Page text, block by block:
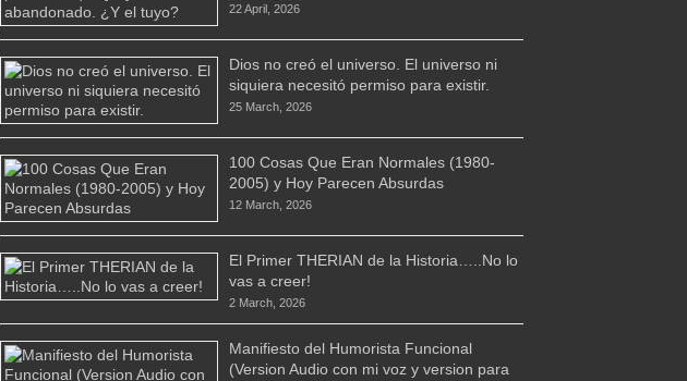
22 April, 2026
Dios no creó el universo. El universo ni
siquiera necesitó permiso para existir.
25 March, 2026
100 Cosas Que Eran Normales (1980-
2005) y Hoy Parecen Absurdas
12 March, 2026
El Primer THERIAN de la Historia…..No lo
vas a creer!
2 March, 2026
Manifiesto del Humorista Funcional
(Version Audio con mi voz y version para